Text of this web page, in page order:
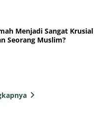
Menjadi Sangat Krusial
Seorang Muslim?